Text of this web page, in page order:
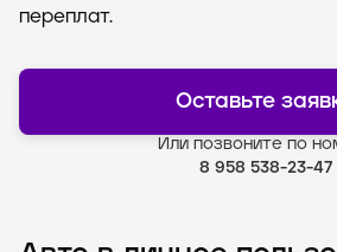
переплат.
Оставьте
Или позвоните по
8 958 538-23-47